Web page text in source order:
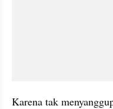
Karena tak